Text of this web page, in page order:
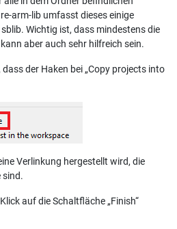
arm-lib umfasst dieses einige
Wichtig ist, dass mindestens die
aber auch sehr hilfreich sein.
der Haken bei „Copy projects into
Verlinkung hergestellt wird, die
sind.
auf die Schaltfläche „Finish“